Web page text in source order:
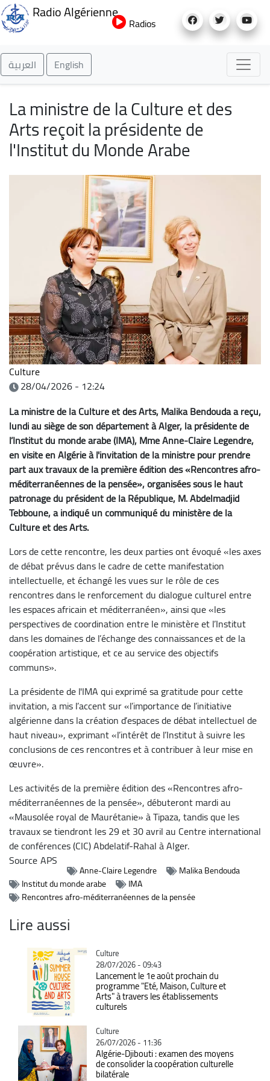
au
Radio Algérienne
Radios
العربية English
La ministre de la Culture et des
Arts reçoit la présidente de
l'Institut du Monde Arabe
Culture
28/04/2026 - 12:24
La ministre de la Culture et des Arts, Malika Bendouda a reçu,
lundi au siège de son département à Alger, la présidente de
l’Institut du monde arabe (IMA), Mme Anne-Claire Legendre,
en visite en Algérie à l'invitation de la ministre pour prendre
part aux travaux de la première édition des «Rencontres afro-
méditerranéennes de la pensée», organisées sous le haut
patronage du président de la République, M. Abdelmadjid
Tebboune, a indiqué un communiqué du ministère de la
Culture et des Arts.
Lors de cette rencontre, les deux parties ont évoqué «les axes
de débat prévus dans le cadre de cette manifestation
intellectuelle, et échangé les vues sur le rôle de ces
rencontres dans le renforcement du dialogue culturel entre
les espaces africain et méditerranéen», ainsi que «les
perspectives de coordination entre le ministère et l’Institut
dans les domaines de l’échange des connaissances et de la
coopération artistique, et ce au service des objectifs
communs».
La présidente de l'IMA qui exprimé sa gratitude pour cette
invitation, a mis l’accent sur «l’importance de l’initiative
algérienne dans la création d’espaces de débat intellectuel de
haut niveau», exprimant «l’intérêt de l’Institut à suivre les
conclusions de ces rencontres et à contribuer à leur mise en
œuvre».
Les activités de la première édition des «Rencontres afro-
méditerranéennes de la pensée», débuteront mardi au
«Mausolée royal de Maurétanie» à Tipaza, tandis que les
travaux se tiendront les 29 et 30 avril au Centre international
de conférences (CIC) Abdelatif-Rahal à Alger.
SourceAPS
Anne-Claire Legendre
Malika Bendouda
Institut du monde arabe
IMA
Rencontres afro-méditerranéennes de la pensée
Lire aussi
Catégorie
Culture
28/07/2026 - 09:43
Lancement le 1e août prochain du
programme "Eté, Maison, Culture et
Arts" à travers les établissements
culturels
Catégorie
Culture
26/07/2026 - 11:36
Algérie-Djibouti : examen des moyens
de consolider la coopération culturelle
bilatérale